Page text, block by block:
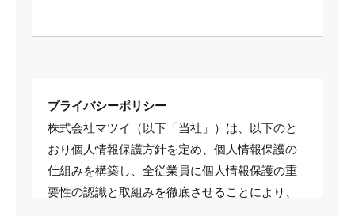
プライバシーポリシー
株式会社マツイ（以下「当社」）は、以下のと
おり個人情報保護方針を定め、個人情報保護の
仕組みを構築し、全従業員に個人情報保護の重
要性の認識と取組みを徹底させることにより、